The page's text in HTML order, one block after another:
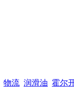
物流 润滑油 霍尔